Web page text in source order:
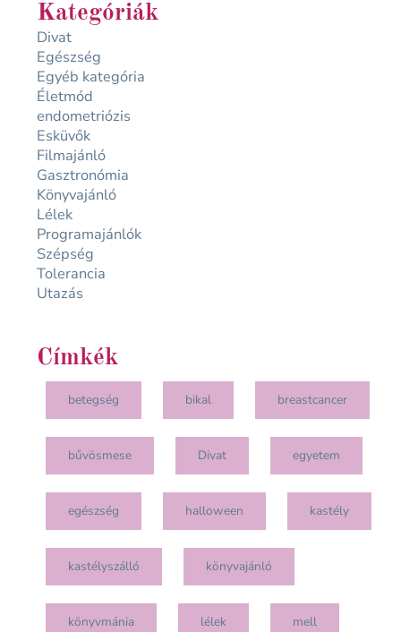
Kategóriák
Divat
Egészség
Egyéb kategória
Életmód
endometriózis
Esküvők
Filmajánló
Gasztronómia
Könyvajánló
Lélek
Programajánlók
Szépség
Tolerancia
Utazás
Címkék
betegség bikal breastcancer
bűvösmese Divat egyetem
egészség halloween kastély
kastélyszálló könyvajánló
könyvmánia lélek mell